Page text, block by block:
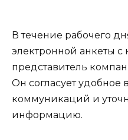
В течение рабочего
электронной анкеты с
представитель
Он согласует
коммуникаций и
информацию.